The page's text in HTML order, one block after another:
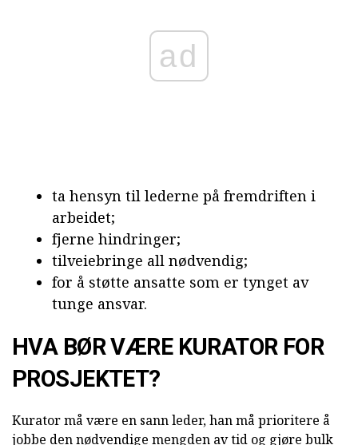
ad
ta hensyn til lederne på fremdriften i
arbeidet;
fjerne hindringer;
tilveiebringe all nødvendig;
for å støtte ansatte som er tynget av
tunge ansvar.
HVA BØR VÆRE KURATOR FOR
PROSJEKTET?
Kurator må være en sann leder, han må prioritere å
jobbe den nødvendige mengden av tid og gjøre bulk